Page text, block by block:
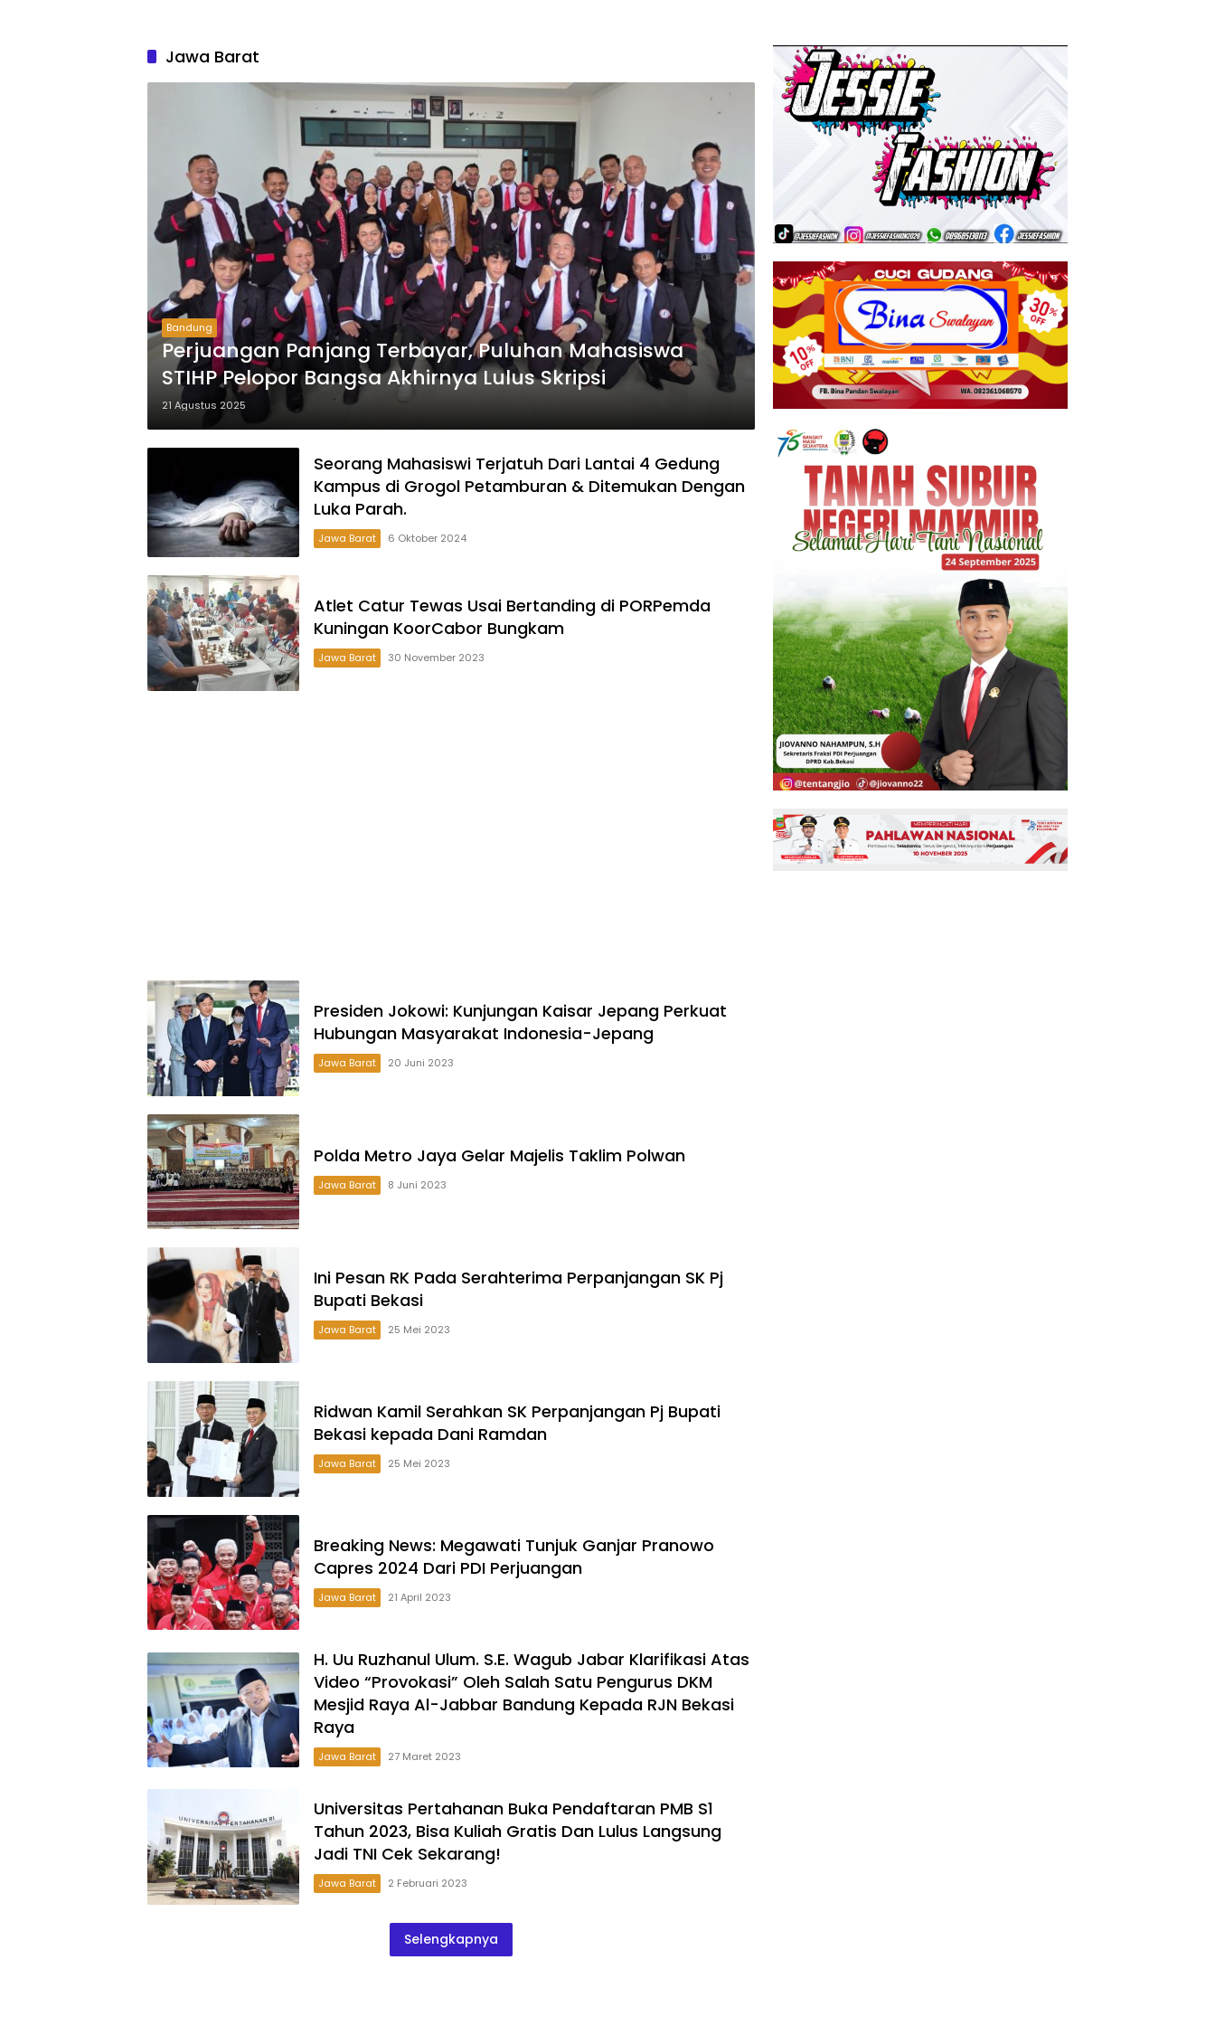
Jawa Barat
Bandung
Perjuangan Panjang Terbayar, Puluhan Mahasiswa
STIHP Pelopor Bangsa Akhirnya Lulus Skripsi
21 Agustus 2025
Seorang Mahasiswi Terjatuh Dari Lantai 4 Gedung
Kampus di Grogol Petamburan & Ditemukan Dengan
Luka Parah.
Jawa Barat 6 Oktober 2024
Atlet Catur Tewas Usai Bertanding di PORPemda
Kuningan KoorCabor Bungkam
Jawa Barat 30 November 2023
Presiden Jokowi: Kunjungan Kaisar Jepang Perkuat
Hubungan Masyarakat Indonesia-Jepang
Jawa Barat 20 Juni 2023
Polda Metro Jaya Gelar Majelis Taklim Polwan
Jawa Barat 8 Juni 2023
Ini Pesan RK Pada Serahterima Perpanjangan SK Pj
Bupati Bekasi
Jawa Barat 25 Mei 2023
Ridwan Kamil Serahkan SK Perpanjangan Pj Bupati
Bekasi kepada Dani Ramdan
Jawa Barat 25 Mei 2023
Breaking News: Megawati Tunjuk Ganjar Pranowo
Capres 2024 Dari PDI Perjuangan
Jawa Barat 21 April 2023
H. Uu Ruzhanul Ulum. S.E. Wagub Jabar Klarifikasi Atas
Video “Provokasi” Oleh Salah Satu Pengurus DKM
Mesjid Raya Al-Jabbar Bandung Kepada RJN Bekasi
Raya
Jawa Barat 27 Maret 2023
Universitas Pertahanan Buka Pendaftaran PMB S1
Tahun 2023, Bisa Kuliah Gratis Dan Lulus Langsung
Jadi TNI Cek Sekarang!
Jawa Barat 2 Februari 2023
Selengkapnya